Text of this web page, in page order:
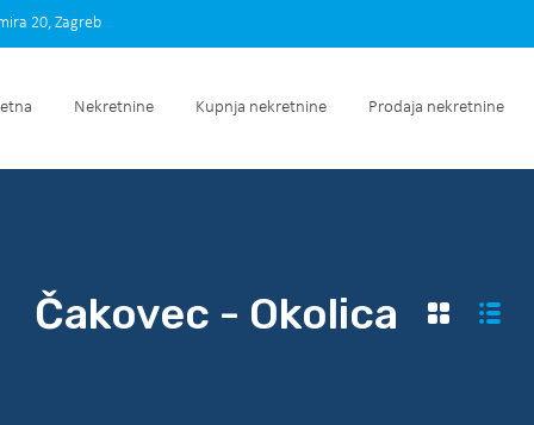
Početna Nekretnine Kupnja nekretnine Prodaja
20, Zagreb
Nekretnine Kupnja nekretnine Prodaja nekretnine
Čakovec - Okolica